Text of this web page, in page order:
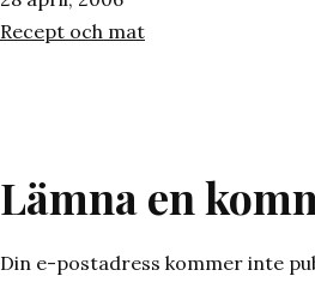
den
Kategoriserat
Recept och mat
Lämna en
Din e-postadress kommer inte